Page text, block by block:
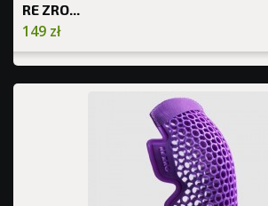
RE ZRO...
149 zł